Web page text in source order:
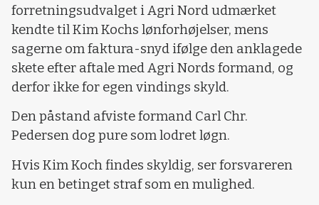
forretningsudvalget i Agri Nord udmærket
kendte til Kim Kochs lønforhøjelser, mens
sagerne om faktura-snyd ifølge den anklagede
skete efter aftale med Agri Nords formand, og
derfor ikke for egen vindings skyld.
Den påstand afviste formand Carl Chr.
Pedersen dog pure som lodret løgn.
Hvis Kim Koch findes skyldig, ser forsvareren
kun en betinget straf som en mulighed.